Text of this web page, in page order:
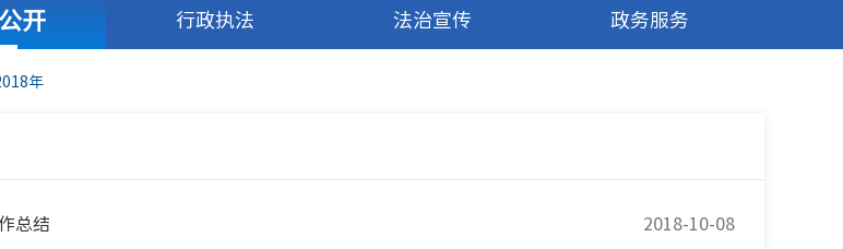
开 行政执法 法治宣传 政务服务
年
总结 2018-10-08